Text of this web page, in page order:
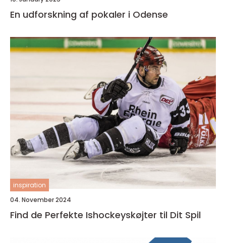
En udforskning af pokaler i Odense
inspiration
04. November 2024
Find de Perfekte Ishockeyskøjter til Dit Spil